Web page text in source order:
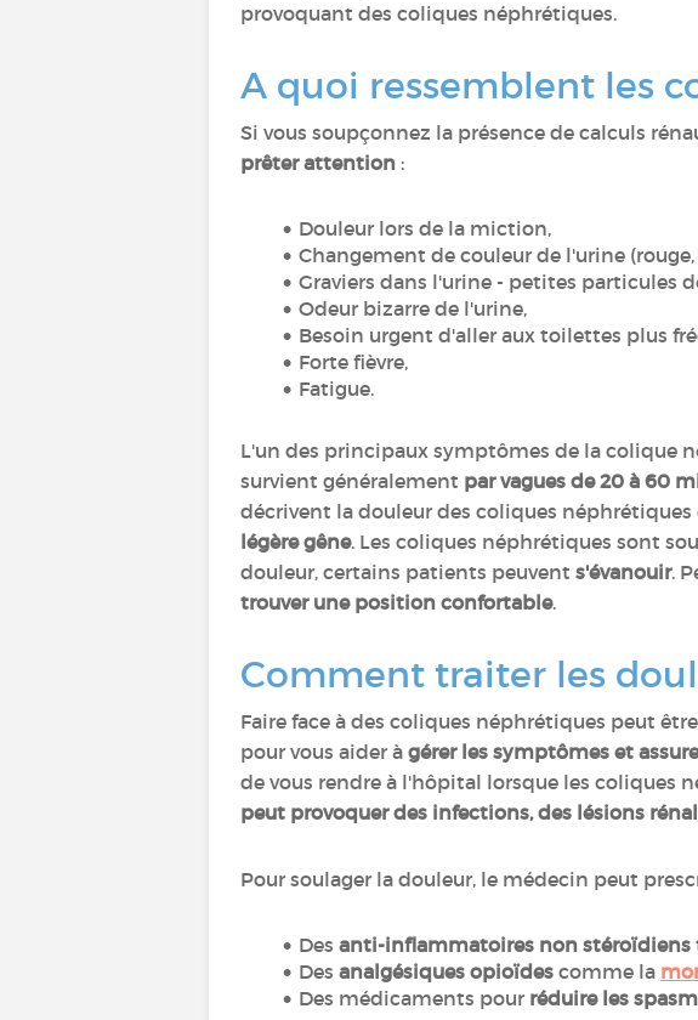
provoquant des coliques néphrétiques.
A quoi ressemblent les
Si vous soupçonnez la présence de calculs
prêter attention :
Douleur lors de la miction,
Changement de couleur de l'urine
Graviers dans l'urine - petites particules
Odeur bizarre de l'urine,
Besoin urgent d'aller aux toilettes plus
Forte fièvre,
Fatigue.
L'un des principaux symptômes de la colique
survient généralement par vagues de 20 à 60
décrivent la douleur des coliques
légère gêne. Les coliques néphrétiques sont
douleur, certains patients peuvent s'évanouir.
trouver une position confortable.
Comment traiter les
Faire face à des coliques néphrétiques peut
pour vous aider à gérer les symptômes et
de vous rendre à l'hôpital lorsque les coliques
peut provoquer des infections, des lésions
Pour soulager la douleur, le médecin peut
Des anti-inflammatoires non stéroïdiens
Des analgésiques opioïdescomme la
Des médicaments pour réduire les